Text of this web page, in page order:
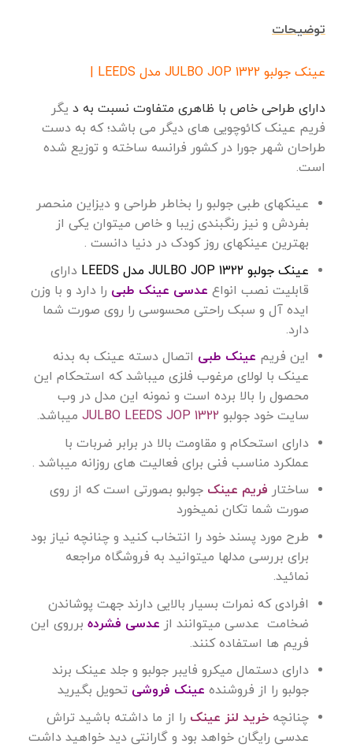
توضیحات
عینک جولبو JULBO JOP 1322 مدل LEEDS |
دارای طراحی خاص با ظاهری متفاوت نسبت به د یگر
فریم عینک کائوچویی های دیگر می باشد؛ که به دست
طراحان شهر جورا در کشور فرانسه ساخته و توزیع شده
است.
عینکهای طبی جولبو را بخاطر طراحی و دیزاین منحصر
بفردش و نیز رنگبندی زیبا و خاص میتوان یکی از
بهترین عینکهای روز کودک در دنیا دانست .
عینک جولبو JULBO JOP 1322 مدل LEEDS
دارای
قابلیت نصب انواع عدسی عینک طبی را دارد و با وزن
ایده آل و سبک راحتی محسوسی را روی صورت شما
دارد.
این فریم عینک طبی اتصال دسته عینک به بدنه
عینک با لولای مرغوب فلزی میباشد که استحکام این
محصول را بالا برده است و نمونه این مدل در وب
سایت خود جولبو JULBO LEEDS JOP 1322 میباشد.
دارای استحکام و مقاومت بالا در برابر ضربات با
عملکرد مناسب فنی برای فعالیت های روزانه میباشد .
ساختار فریم عینک جولبو بصورتی است که از روی
صورت شما تکان نمیخورد
طرح مورد پسند خود را انتخاب کنید و چنانچه نیاز بود
برای بررسی مدلها میتوانید به فروشگاه مراجعه
نمائید.
افرادی که نمرات بسیار بالایی دارند جهت پوشاندن
ضخامت عدسی میتوانند از عدسی فشردهبرروی این
فریم ها استفاده کنند.
دارای دستمال میکرو فایبر جولبو و جلد عینک برند
جولبو را از فروشنده عینک فروشی تحویل بگیرید
چنانچه خرید لنز عینک را از ما داشته باشید تراش
عدسی رایگان خواهد بود و گارانتی دید خواهید داشت